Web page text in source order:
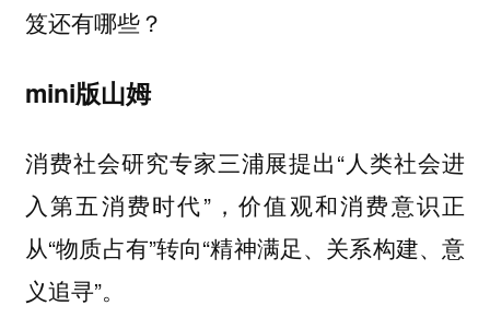
笈还有哪些？
mini版山姆
消费社会研究专家三浦展提出“人类社会进
入第五消费时代”，价值观和消费意识正
从“物质占有”转向“精神满足、关系构建、意
义追寻”。